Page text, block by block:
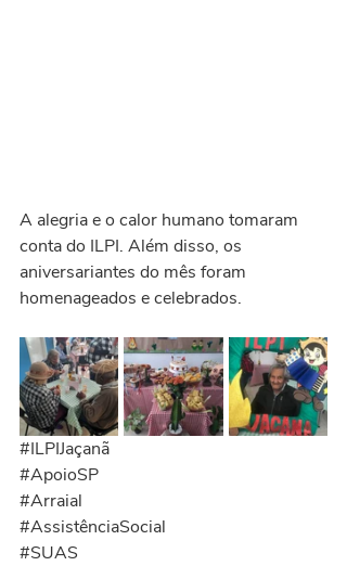
A alegria e o calor humano tomaram
conta do ILPI. Além disso, os
aniversariantes do mês foram
homenageados e celebrados.
#ILPIJaçanã
#ApoioSP
#Arraial
#AssistênciaSocial
#SUAS